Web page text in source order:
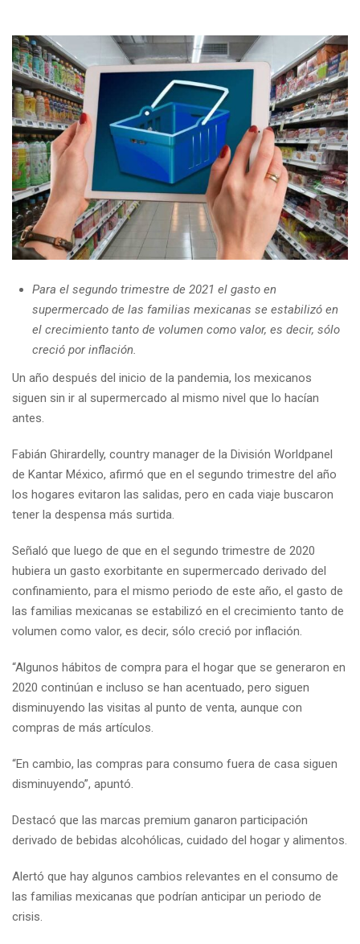
Para el segundo trimestre de 2021 el gasto en
supermercado de las familias mexicanas se estabilizó en
el crecimiento tanto de volumen como valor, es decir, sólo
creció por inflación.
Un año después del inicio de la pandemia, los mexicanos
siguen sin ir al supermercado al mismo nivel que lo hacían
antes.
Fabián Ghirardelly, country manager de la División Worldpanel
de Kantar México, afirmó que en el segundo trimestre del año
los hogares evitaron las salidas, pero en cada viaje buscaron
tener la despensa más surtida.
Señaló que luego de que en el segundo trimestre de 2020
hubiera un gasto exorbitante en supermercado derivado del
confinamiento, para el mismo periodo de este año, el gasto de
las familias mexicanas se estabilizó en el crecimiento tanto de
volumen como valor, es decir, sólo creció por inflación.
“Algunos hábitos de compra para el hogar que se generaron en
2020 continúan e incluso se han acentuado, pero siguen
disminuyendo las visitas al punto de venta, aunque con
compras de más artículos.
“En cambio, las compras para consumo fuera de casa siguen
disminuyendo”, apuntó.
Destacó que las marcas premium ganaron participación
derivado de bebidas alcohólicas, cuidado del hogar y alimentos.
Alertó que hay algunos cambios relevantes en el consumo de
las familias mexicanas que podrían anticipar un periodo de
crisis.